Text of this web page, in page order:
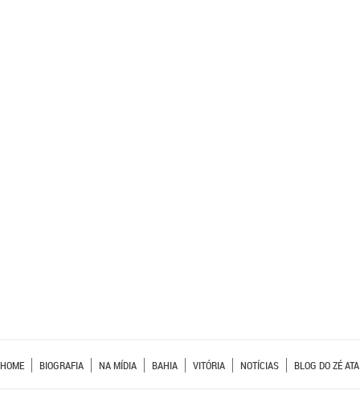
HOME BIOGRAFIA NA MÍDIA BAHIA VITÓRIA NOTÍCIAS BLOG DO ZÉ